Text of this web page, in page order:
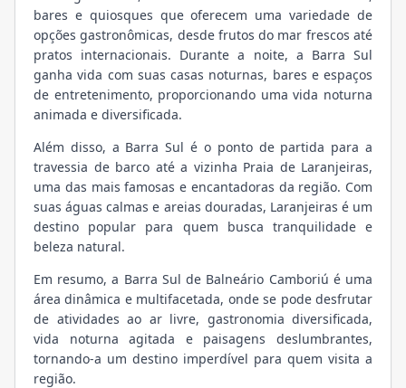
bares e quiosques que oferecem uma variedade de
opções gastronômicas, desde frutos do mar frescos até
pratos internacionais. Durante a noite, a Barra Sul
ganha vida com suas casas noturnas, bares e espaços
de entretenimento, proporcionando uma vida noturna
animada e diversificada.
Além disso, a Barra Sul é o ponto de partida para a
travessia de barco até a vizinha Praia de Laranjeiras,
uma das mais famosas e encantadoras da região. Com
suas águas calmas e areias douradas, Laranjeiras é um
destino popular para quem busca tranquilidade e
beleza natural.
Em resumo, a Barra Sul de Balneário Camboriú é uma
área dinâmica e multifacetada, onde se pode desfrutar
de atividades ao ar livre, gastronomia diversificada,
vida noturna agitada e paisagens deslumbrantes,
tornando-a um destino imperdível para quem visita a
região.